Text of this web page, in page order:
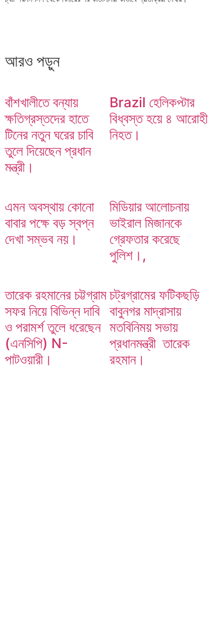
মিডিয়ার আলোচনায় ভাইরাল মিজানকে গ্রেফতার করেছে পুলিশ।,
তারেক রহমানের চট্টগ্রাম সফর নিয়ে বিভিন্ন দাবি ও পরামর্শ তুলে
ধরেছেন (এনসিপি) N-পাটওয়ারী।
আরও পড়ুন
বাঁশখালীতে বন্যায়
ক্ষতিগ্রস্তদের হাতে
টিনের নতুন ঘরের চাবি
তুলে দিয়েছেন প্রধান
মন্ত্রী।
Brazil হেলিকপ্টার
বিধ্বস্ত হয়ে ৪ আরোহী
নিহত।
এমন অবস্থায় কোনো
বাবার পক্ষে বড় স্বপ্ন
দেখা সম্ভব নয়।
মিডিয়ার আলোচনায়
ভাইরাল মিজানকে
গ্রেফতার করেছে
পুলিশ।,
তারেক রহমানের চট্টগ্রাম
সফর নিয়ে বিভিন্ন দাবি
ও পরামর্শ তুলে ধরেছেন
(এনসিপি) N-
পাটওয়ারী।
চট্রগ্রামের ফটিকছড়ি
বাবুনগর মাদ্রাসায়
মতবিনিময় সভায়
প্রধানমন্ত্রী তারেক
রহমান।